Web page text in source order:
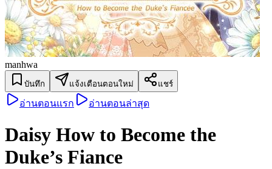
manhwa
บันทึก แจ้งเตือนตอนใหม่ แชร์
อ่านตอนแรก อ่านตอนล่าสุด
Daisy How to Become the
Duke’s Fiance